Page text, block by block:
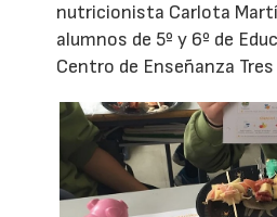
nutricionista Carlota
alumnos de 5º y 6º de
Centro de Enseñanza